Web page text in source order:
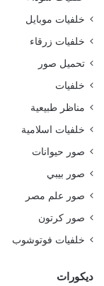
خلفيات موبايل
خلفيات زرقاء
تحميل صور
خلفيات
مناظر طبيعية
خلفيات اسلامية
صور حيوانات
صور بيبي
صور علم مصر
صور كرتون
خلفيات فوتوشوب
ديكورات